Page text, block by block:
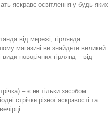
яскраве освітлення у будь-яких
від мережі, гірлянда
магазині ви знайдете великий
новорічних гірлянд – від
– є не тільки засобом
стрічки різної яскравості та